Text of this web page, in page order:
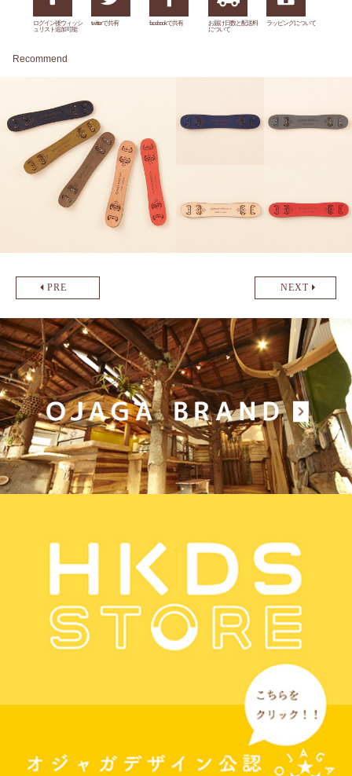
ログイン後ウィッシ
ュリスト追加可能
twitterで共有 facebookで共有
お届け日数と配送料
について
ラッピングについて
Recommend